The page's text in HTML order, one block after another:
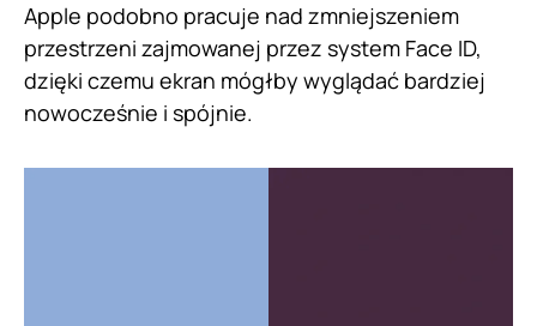
Apple podobno pracuje nad zmniejszeniem
przestrzeni zajmowanej przez system Face ID,
dzięki czemu ekran mógłby wyglądać bardziej
nowocześnie i spójnie.